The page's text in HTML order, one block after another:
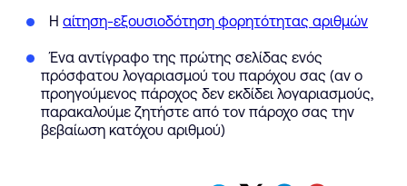
Η αίτηση-εξουσιοδότηση φορητότητας αριθμών
Ένα αντίγραφο της πρώτης σελίδας ενός
πρόσφατου λογαριασμού του παρόχου σας (αν ο
προηγούμενος πάροχος δεν εκδίδει λογαριασμούς,
παρακαλούμε ζητήστε από τον πάροχο σας την
βεβαίωση κατόχου αριθμού)